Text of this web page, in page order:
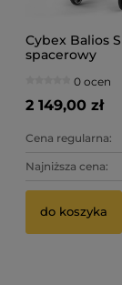
Cybex Balios
spacerowy
0 ocen
2 149,00 zł
Cena regularna:
Najniższa cena:
do koszyka